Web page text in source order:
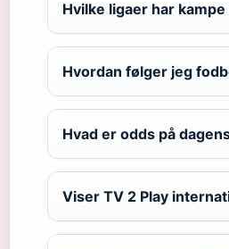
Hvilke ligaer har kampe
Hvordan følger jeg
Hvad er odds på
Viser TV 2 Play